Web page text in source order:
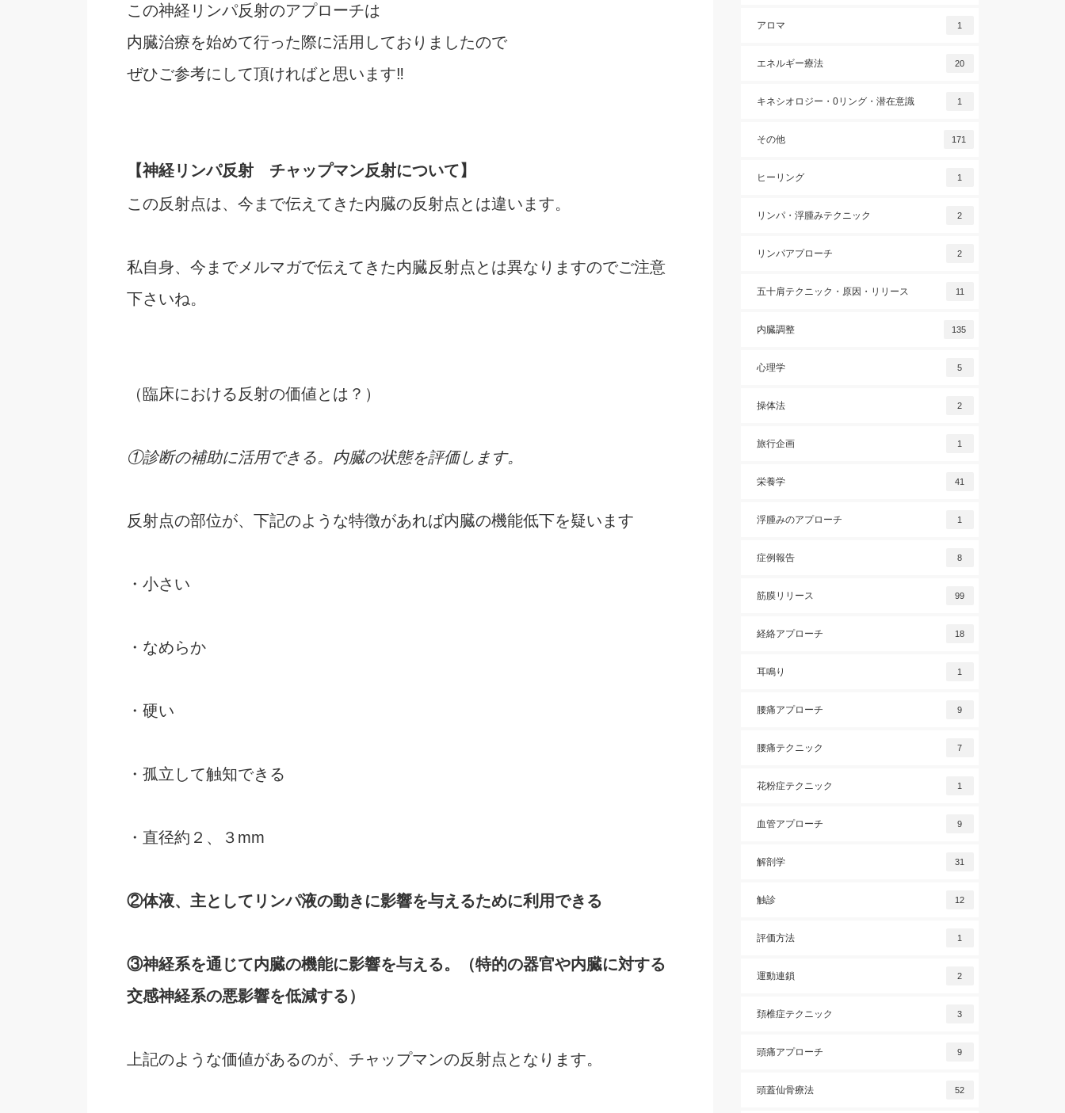
この神経リンパ反射のアプローチは
内臓治療を始めて行った際に活用しておりましたので
ぜひご参考にして頂ければと思います‼︎
【神経リンパ反射 チャップマン反射について】
この反射点は、今まで伝えてきた内臓の反射点とは違います。
私自身、今までメルマガで伝えてきた内臓反射点とは異なりますのでご注意
下さいね。
（臨床における反射の価値とは？）
①診断の補助に活用できる。内臓の状態を評価します。
反射点の部位が、下記のような特徴があれば内臓の機能低下を疑います
・小さい
・なめらか
・硬い
・孤立して触知できる
・直径約２、３mm
②体液、主としてリンパ液の動きに影響を与えるために利用できる
③神経系を通じて内臓の機能に影響を与える。（特的の器官や内臓に対する
交感神経系の悪影響を低減する）
上記のような価値があるのが、チャップマンの反射点となります。
アロマ 1
エネルギー療法 20
キネシオロジー・0リング・潜在意識 1
その他 171
ヒーリング 1
リンパ・浮腫みテクニック 2
リンパアプローチ 2
五十肩テクニック・原因・リリース 11
内臓調整 135
心理学 5
操体法 2
旅行企画 1
栄養学 41
浮腫みのアプローチ 1
症例報告 8
筋膜リリース 99
経絡アプローチ 18
耳鳴り 1
腰痛アプローチ 9
腰痛テクニック 7
花粉症テクニック 1
血管アプローチ 9
解剖学 31
触診 12
評価方法 1
運動連鎖 2
頚椎症テクニック 3
頭痛アプローチ 9
頭蓋仙骨療法 52